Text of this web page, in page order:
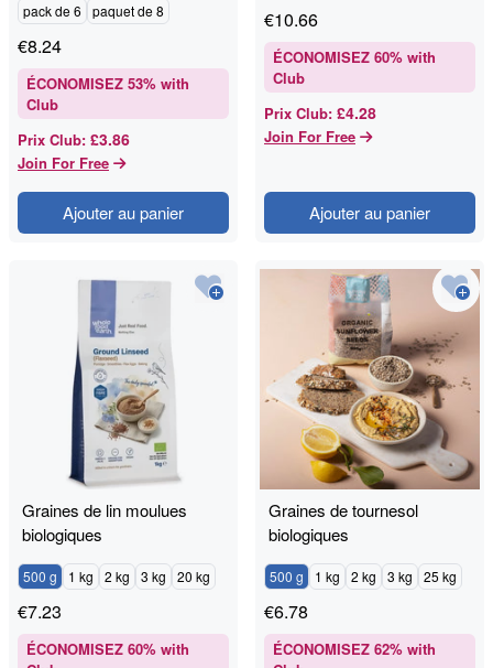
pack de 6
paquet de 8
€8.24
ÉCONOMISEZ 53% with
Club
Prix Club: £3.86
Join For Free
Ajouter au panier
€10.66
ÉCONOMISEZ 60% with
Club
Prix Club: £4.28
Join For Free
Ajouter au panier
Graines de lin moulues
biologiques
500 g 1 kg 2 kg 3 kg 20 kg
€7.23
ÉCONOMISEZ 60% with
Graines de tournesol
biologiques
500 g 1 kg 2 kg 3 kg 25 kg
€6.78
ÉCONOMISEZ 62% with